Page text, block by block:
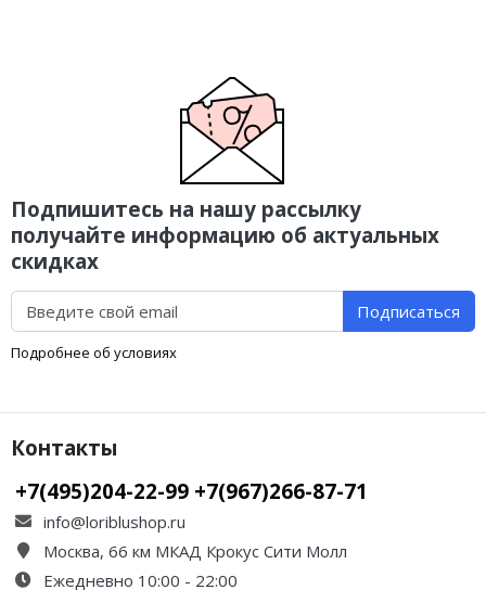
Подпишитесь на нашу рассылку
получайте информацию об актуальных
скидках
Подписаться
Подробнее об условиях
Контакты
+7(495)204-22-99 +7(967)266-87-71
info@loriblushop.ru
Москва, 66 км МКАД Крокус Сити Молл
Ежедневно 10:00 - 22:00